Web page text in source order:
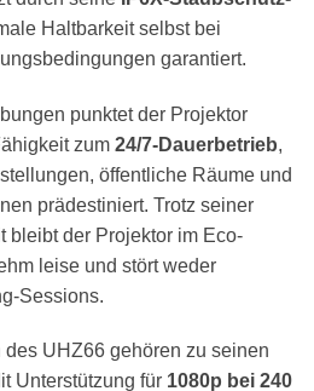
Haltbarkeit selbst bei
garantiert.
punktet der Projektor
zum 24/7-Dauerbetrieb,
öffentliche Räume und
prädestiniert. Trotz seiner
bleibt der Projektor im Eco-
leise und stört weder
Sessions.
UHZ66 gehören zu seinen
Unterstützung für 1080p bei 240